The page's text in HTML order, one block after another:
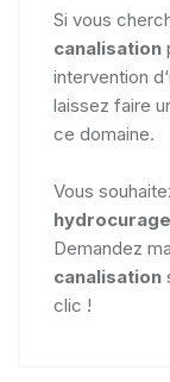
Si vous
canalisation
intervention
laissez faire
ce domaine.
Vous
hydrocurage
Demandez
canalisation
clic !